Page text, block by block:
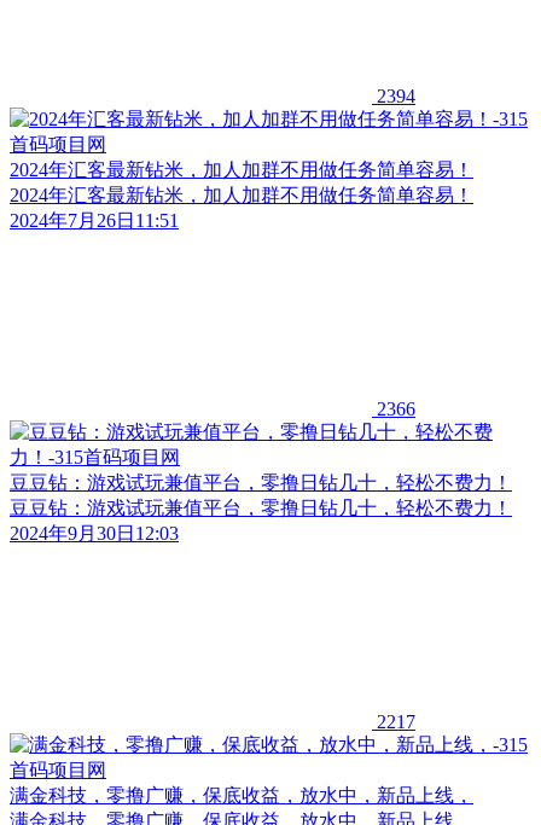
2394
2024年汇客最新钻米，加人加群不用做任务简单容易！
2024年汇客最新钻米，加人加群不用做任务简单容易！
2024年7月26日11:51
2366
豆豆钻：游戏试玩兼值平台，零撸日钻几十，轻松不费力！
豆豆钻：游戏试玩兼值平台，零撸日钻几十，轻松不费力！
2024年9月30日12:03
2217
满金科技，零撸广赚，保底收益，放水中，新品上线，
满金科技，零撸广赚，保底收益，放水中，新品上线，